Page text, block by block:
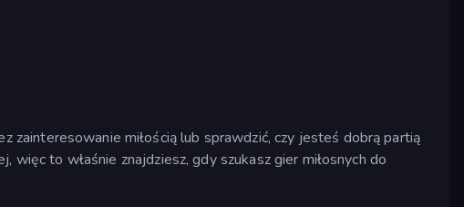
zainteresowanie miłością lub sprawdzić, czy jesteś dobrą partią
więc to właśnie znajdziesz, gdy szukasz gier miłosnych do